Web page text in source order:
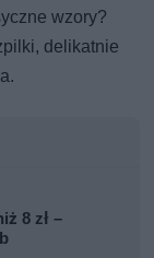
wzory?
delikatnie
8 zł –